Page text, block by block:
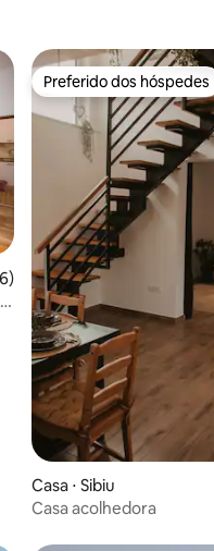
uma avaliação média de 5,
Preferido dos hóspedes
Preferido dos hóspedes
Casa ⋅ Sibiu
Casa acolhedora